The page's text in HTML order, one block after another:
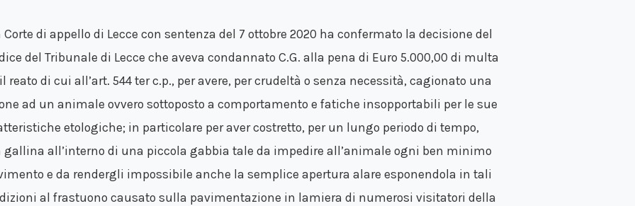
Corte di appello di Lecce con sentenza del 7 ottobre 2020 ha confermato la decisione del
del Tribunale di Lecce che aveva condannato C.G. alla pena di Euro 5.000,00 di multa
reato di cui all’art. 544 ter c.p., per avere, per crudeltà o senza necessità, cagionato una
ad un animale ovvero sottoposto a comportamento e fatiche insopportabili per le sue
etologiche; in particolare per aver costretto, per un lungo periodo di tempo,
gallina all’interno di una piccola gabbia tale da impedire all’animale ogni ben minimo
e da rendergli impossibile anche la semplice apertura alare esponendola in tali
al frastuono causato sulla pavimentazione in lamiera di numerosi visitatori della